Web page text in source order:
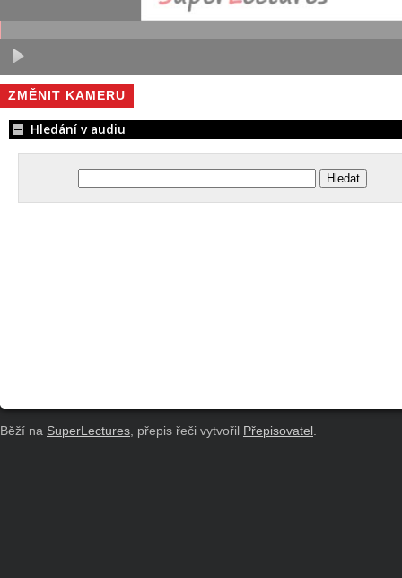
ZMĚNIT KAMERU
Hledání v audiu
Běží na SuperLectures, přepis řeči vytvořil Přepisovatel .